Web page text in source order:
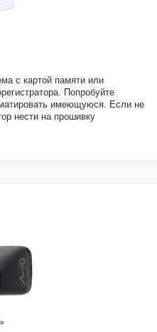
с картой памяти или
Попробуйте
имеющуюся. Если не
нести на прошивку